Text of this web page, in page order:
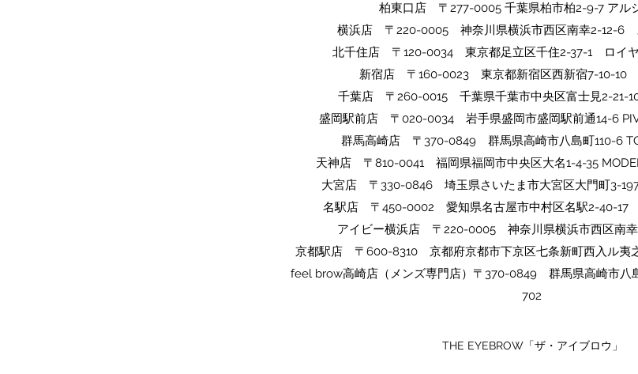
柏東口店 〒277-0005 千葉県柏市柏2-9-7 アル
横浜店 〒220-0005 神奈川県横浜市西区南幸2-12-6
北千住店 〒120-0034 東京都足立区千住2-37-1 ロイ
新宿店 〒160-0023 東京都新宿区西新宿7-10-10
千葉店 〒260-0015 千葉県千葉市中央区富士見2-21-
盛岡駅前店 〒020-0034 岩手県盛岡市盛岡駅前通14-6
群馬高崎店 〒370-0849 群馬県高崎市八島町110-6
天神店 〒810-0041 福岡県福岡市中央区大名1-4-35
大宮店 〒330-0846 埼玉県さいたま市大宮区大門町3-
名駅店 〒450-0002 愛知県名古屋市中村区名駅2-40-17
アイビー横浜店 〒220-0005 神奈川県横浜市西区南幸
京都駅店 〒600-8310 京都府京都市下京区七条新町西入ル夷
feel brow高崎店（メンズ専門店）〒370-0849 群馬県高崎市八
702
THE EYEBROW「ザ・アイブロウ」​​